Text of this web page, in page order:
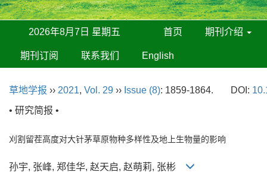
2026年8月7日 星期五 首页 期刊介绍
期刊订阅 联系我们 English
草地学报 ›› 2021, Vol. 29 ›› Issue (8): 1859-1864. DOI:
• 研究简报 •
刈割留茬高度对大针茅草原物种多样性及地上生物量的影响
孙宇, 张峰, 郑佳华, 赵天启, 赵萌莉, 张彬